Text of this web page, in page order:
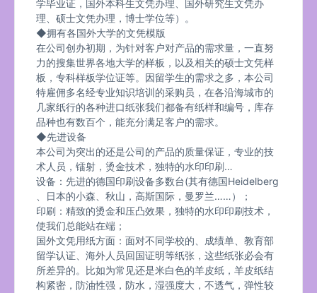
学毕业证，国外本科生文凭办理、国外研究生文凭办
理、硕士文凭办理，博士学位等）。
◆拥有各国外大学的文凭模版
在公司创办初期，为针对客户对产品的需求量，一直努
力的搜集世界各地大学的样板，以及相关的硕士文凭样
板，专科样板学位证等。因留学生的需求之多，本公司
特雇佣多名经专业知识培训的采购员，在各沿海城市的
几家纸行的各种进口纸张我们都备有纸样和编号，库存
品种也有数百个，能充分满足客户的需求。
◆先进设备
本公司为突出的还是公司的产品的质量保证，专业的技
术人员，镭射，烫金技术，独特的水印印刷…
设备：先进的德国印刷设备多数台(其有德国Heidelberg
、日本的小森、秋山，高斯国际，曼罗兰……）；
印刷：精致的烫金和压凸效果，独特的水印印刷技术，
使我们总能站在端；
国外文凭用纸方面：面对不同学校的、成绩单、教育部
留学认证、海外人员回国证明等纸张，这些纸张必会有
所差异的。比如为常见还是米白色的羊皮纸，羊皮纸结
构紧密，防油性强，防水，湿强度大，不透气，弹性较